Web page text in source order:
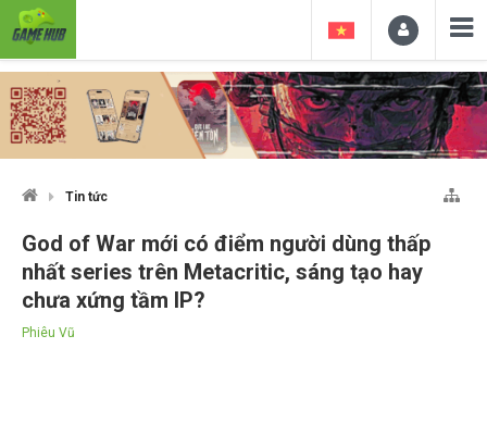
Tin tức
God of War mới có điểm người dùng thấp
nhất series trên Metacritic, sáng tạo hay
chưa xứng tầm IP?
Phiêu Vũ